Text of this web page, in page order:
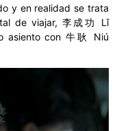
y en realidad se trata
de viajar, 李成功 Lǐ
asiento con 牛耿 Niú